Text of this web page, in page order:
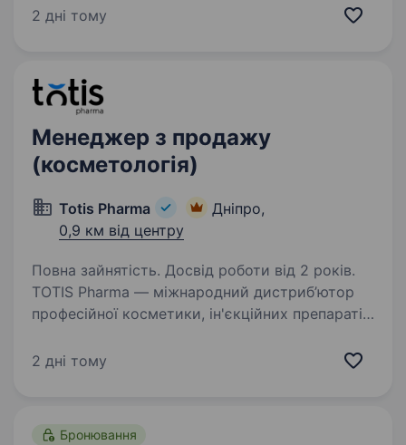
одяг, взуття, товари для дітей, аксесуари
2 дні тому
Менеджер з продажу
(косметологія)
Totis Pharma
Дніпро,
0,9 км від центру
Повна зайнятість. Досвід роботи від 2 років.
TOTIS Pharma — міжнародний дистриб’ютор
професійної косметики, ін'єкційних препаратів
медицини. Працюємо лише з брендами
2 дні тому
Бронювання